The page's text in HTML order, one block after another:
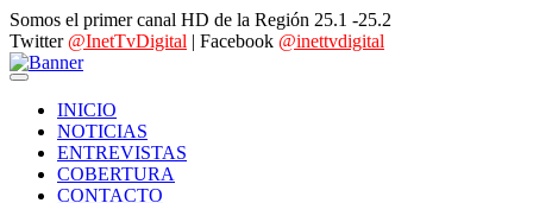
Somos el primer canal HD de la Región 25.1 -25.2
Twitter @InetTvDigital | Facebook @inettvdigital
INICIO
NOTICIAS
ENTREVISTAS
COBERTURA
CONTACTO